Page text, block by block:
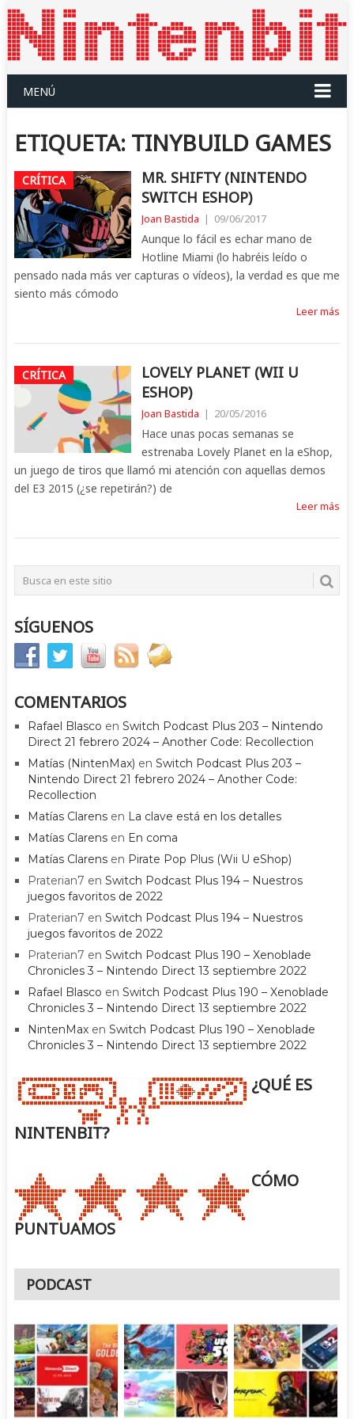
MENÚ
ETIQUETA: TINYBUILD GAMES
CRÍTICA
MR. SHIFTY (NINTENDO
SWITCH ESHOP)
Joan Bastida | 09/06/2017
Aunque lo fácil es echar mano de
Hotline Miami (lo habréis leído o
pensado nada más ver capturas o vídeos), la verdad es que me
siento más cómodo
Leer más
CRÍTICA
LOVELY PLANET (WII U
ESHOP)
Joan Bastida | 20/05/2016
Hace unas pocas semanas se
estrenaba Lovely Planet en la eShop,
un juego de tiros que llamó mi atención con aquellas demos
del E3 2015 (¿se repetirán?) de
Leer más
SÍGUENOS
COMENTARIOS
Rafael Blasco en Switch Podcast Plus 203 – Nintendo
Direct 21 febrero 2024 – Another Code: Recollection
Matías (NintenMax) en Switch Podcast Plus 203 –
Nintendo Direct 21 febrero 2024 – Another Code:
Recollection
Matías Clarensen La clave está en los detalles
Matías Clarensen En coma
Matías Clarensen Pirate Pop Plus (Wii U eShop)
Praterian7 en Switch Podcast Plus 194 – Nuestros
juegos favoritos de 2022
Praterian7 en Switch Podcast Plus 194 – Nuestros
juegos favoritos de 2022
Praterian7 en Switch Podcast Plus 190 – Xenoblade
Chronicles 3 – Nintendo Direct 13 septiembre 2022
Rafael Blasco en Switch Podcast Plus 190 – Xenoblade
Chronicles 3 – Nintendo Direct 13 septiembre 2022
NintenMaxen Switch Podcast Plus 190 – Xenoblade
Chronicles 3 – Nintendo Direct 13 septiembre 2022
¿QUÉ ES
NINTENBIT?
CÓMO
PUNTUAMOS
PODCAST